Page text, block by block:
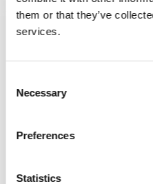
them or that they’ve
services.
Necessary
Preferences
Statistics
17881